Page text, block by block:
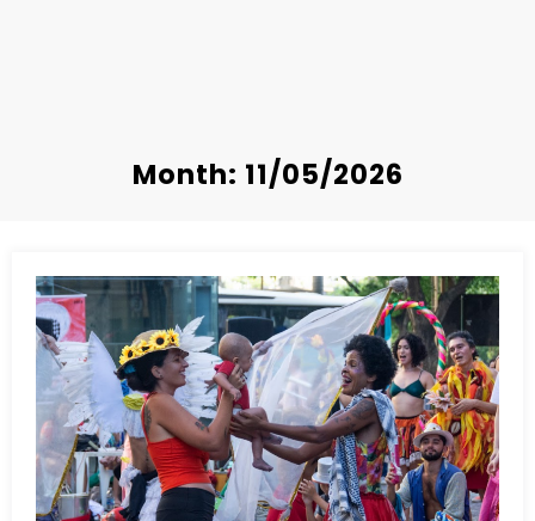
Month: 11/05/2026